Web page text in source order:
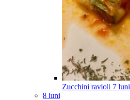
Zucchini ravioli 7 luni
8 luni